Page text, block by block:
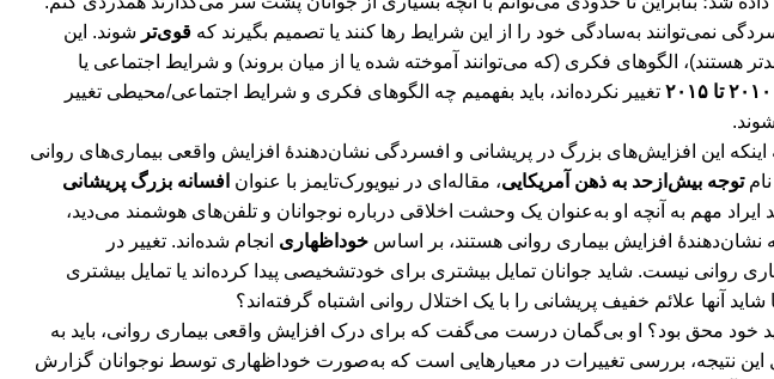
نمی‌توانند به‌سادگی خود را از این شرایط رها کنند یا تصمیم بگیرند که قوی‌تر شوند. این
هستند)، الگوهای فکری (که می‌توانند آموخته شده یا از میان بروند) و شرایط اجتماعی یا
تغییر نکرده‌اند، باید بفهمیم چه الگوهای فکری و شرایط اجتماعی/محیطی تغییر
این افزایش‌های بزرگ در پریشانی و افسردگی نشان‌دهندۀ افزایش واقعی بیماری‌های روانی
نامتوجه بیش‌ازحد به ذهن آمریکایی، مقاله‌ای در نیویورک‌تایمز با عنوان افسانه بزرگ پریشانی
مهم به آنچه او به‌عنوان یک وحشت اخلاقی درباره نوجوانان و تلفن‌های هوشمند می‌دید،
افزایش بیماری روانی هستند، بر اساس خوداظهاری انجام شده‌اند. تغییر در
روانی نیست. شاید جوانان تمایل بیشتری برای خودتشخیصی پیدا کرده‌اند یا تمایل بیشتری
آنها علائم خفیف پریشانی را با یک اختلال روانی اشتباه گرفته‌اند؟
خود محق بود؟ او بی‌گمان درست می‌گفت که برای درک افزایش واقعی بیماری روانی، باید به
نتیجه، بررسی تغییرات در معیارهایی است که به‌صورت خوداظهاری توسط نوجوانان گزارش